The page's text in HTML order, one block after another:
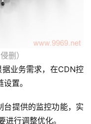
删）
据业务需求，在CDN控
置。
台提供的监控功能，实
行调整优化。